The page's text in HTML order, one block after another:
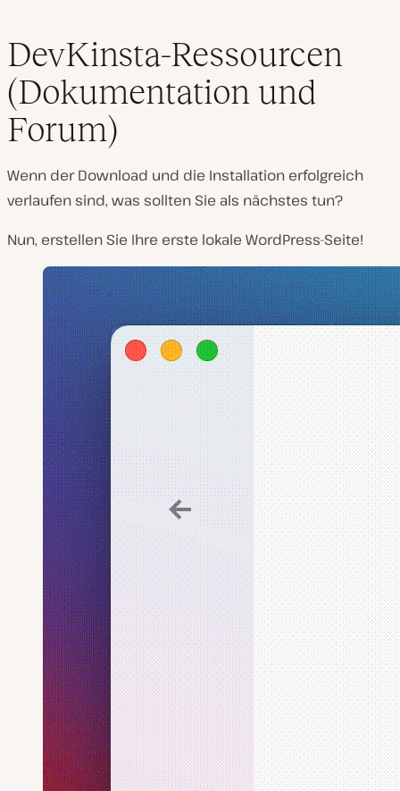
DevKinsta-Ressourcen
(Dokumentation und
Forum)
Wenn der Download und die Installation erfolgreich
verlaufen sind, was sollten Sie als nächstes tun?
Nun, erstellen Sie Ihre erste lokale WordPress-Seite!